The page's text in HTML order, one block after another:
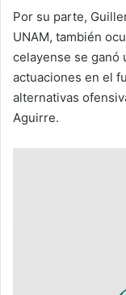
Por su parte,
UNAM, también
celayense se ganó
actuaciones en el
alternativas
Aguirre.